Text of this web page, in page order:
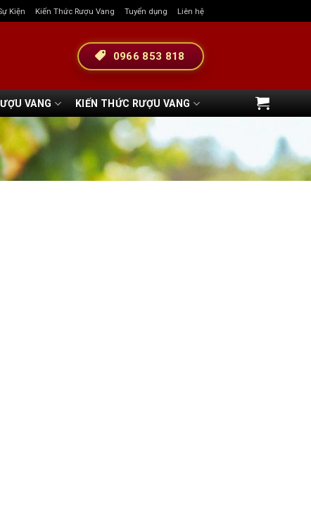
Kiện Kiến Thức Rượu Vang Tuyển dụng Liên hệ
0966 853 818
VANG KIẾN THỨC RƯỢU VANG